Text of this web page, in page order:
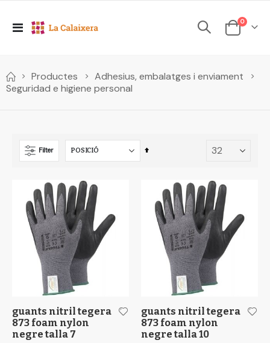
Toggle
Cesta
0elements
Productes
Adhesius, embalatges i enviament
Seguridad e higiene personal
Filter
Set
guants nitril tegera
873 foam nylon
negre talla 7
guants nitril tegera
873 foam nylon
negre talla 10